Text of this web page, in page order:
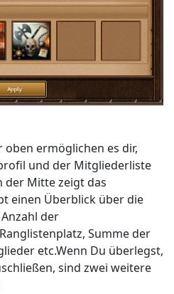
oben ermöglichen es dir,
und der Mitgliederliste
der Mitte zeigt das
einen Überblick über die
der
Summe der
etc.Wenn Du überlegst,
sind zwei weitere